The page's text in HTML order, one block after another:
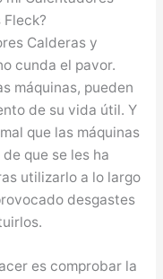
Fleck?
Calderas y
cunda el pavor.
máquinas, pueden
de su vida útil. Y
que las máquinas
que se les ha
utilizarlo a lo largo
desgastes
es comprobar la